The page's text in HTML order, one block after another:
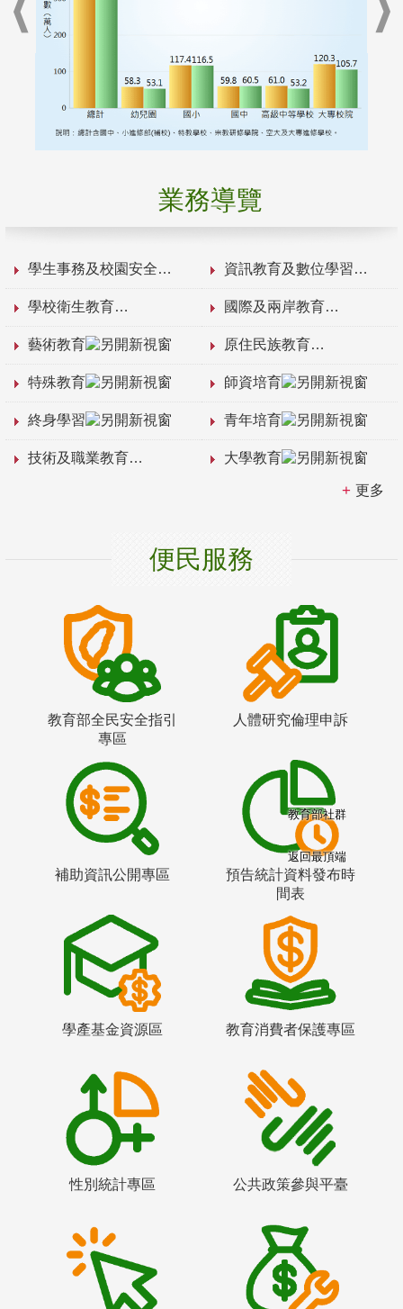
業務導覽
學生事務及校園安全 資訊教育及數位學習
學校衛生教育 國際及兩岸教育
藝術教育 原住民族教育
特殊教育 師資培育
終身學習 青年培育
技術及職業教育 大學教育
更多
便民服務
教育部全民安全指引
專區
人體研究倫理申訴
補助資訊公開專區
預告統計資料發布時
間表
學產基金資源區 教育消費者保護專區
性別統計專區 公共政策參與平臺
教育部社群
返回最頂端